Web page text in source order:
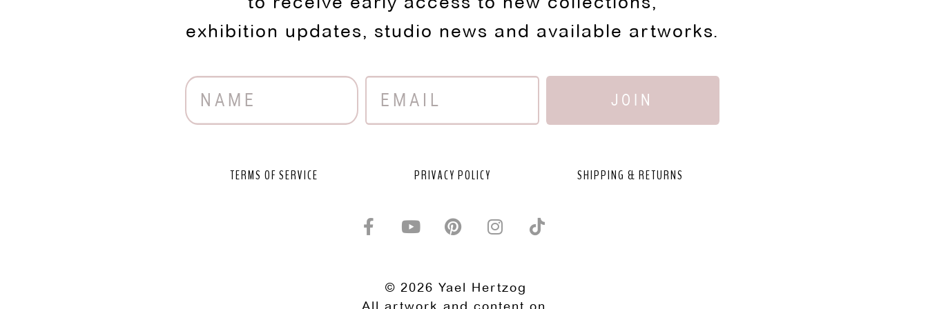
exhibition updates, studio news and available artworks.
JOIN
TERMS OF SERVICE PRIVACY POLICY SHIPPING & RETURNS
© 2026 Yael Hertzog